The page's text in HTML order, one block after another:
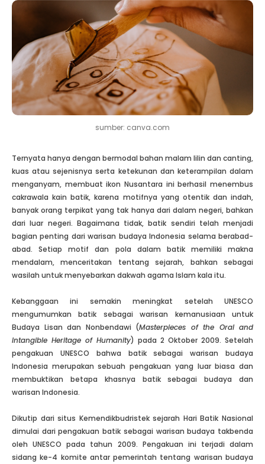
sumber: canva.com
Ternyata hanya dengan bermodal bahan malam lilin dan canting,
kuas atau sejenisnya serta ketekunan dan keterampilan dalam
menganyam, membuat ikon Nusantara ini berhasil menembus
cakrawala kain batik, karena motifnya yang otentik dan indah,
banyak orang terpikat yang tak hanya dari dalam negeri, bahkan
dari luar negeri. Bagaimana tidak, batik sendiri telah menjadi
bagian penting dari warisan budaya Indonesia selama berabad-
abad. Setiap motif dan pola dalam batik memiliki makna
mendalam, menceritakan tentang sejarah, bahkan sebagai
wasilah untuk menyebarkan dakwah agama Islam kala itu.
Kebanggaan ini semakin meningkat setelah UNESCO
mengumumkan batik sebagai warisan kemanusiaan untuk
Budaya Lisan dan Nonbendawi (Masterpieces of the Oral and
Intangible Heritage of Humanity) pada 2 Oktober 2009. Setelah
pengakuan UNESCO bahwa batik sebagai warisan budaya
Indonesia merupakan sebuah pengakuan yang luar biasa dan
membuktikan betapa khasnya batik sebagai budaya dan
warisan Indonesia.
Dikutip dari situs Kemendikbudristek sejarah Hari Batik Nasional
dimulai dari pengakuan batik sebagai warisan budaya takbenda
oleh UNESCO pada tahun 2009. Pengakuan ini terjadi dalam
sidang ke-4 komite antar pemerintah tentang warisan budaya